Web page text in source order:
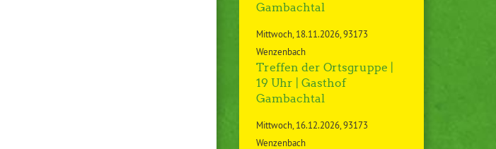
Gambachtal
Mittwoch 18.11.2026 93173
Wenzenbach
Treffen der Ortsgruppe |
19 Uhr | Gasthof
Gambachtal
Mittwoch 16.12.2026 93173
Wenzenbach